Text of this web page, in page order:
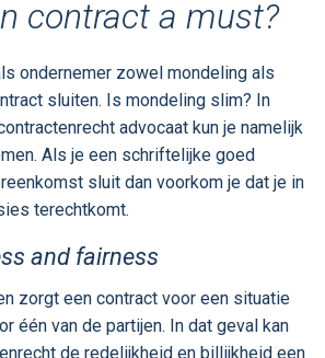
contract a must?
ondernemer zowel mondeling als
sluiten. Is mondeling slim? In
advocaat kun je namelijk
Als je een schriftelijke goed
sluit dan voorkom je dat je in
terechtkomt.
and fairness
zorgt een contract voor een situatie
één van de partijen. In dat geval kan
de redelijkheid en billijkheid een